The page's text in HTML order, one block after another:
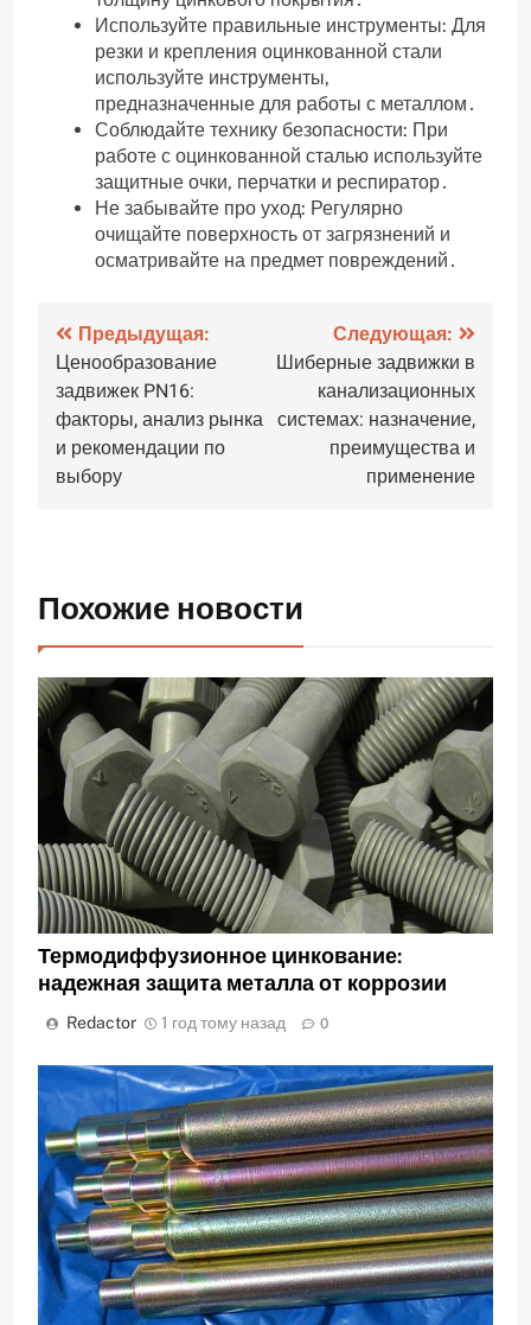
Используйте правильные инструменты: Для
резки и крепления оцинкованной стали
используйте инструменты‚
предназначенные для работы с металлом․
Соблюдайте технику безопасности: При
работе с оцинкованной сталью используйте
защитные очки‚ перчатки и респиратор․
Не забывайте про уход: Регулярно
очищайте поверхность от загрязнений и
осматривайте на предмет повреждений․
Навигация
по
записям
Предыдущая:
Ценообразование
задвижек PN16:
факторы, анализ рынка
и рекомендации по
выбору
Следующая:
Шиберные задвижки в
канализационных
системах: назначение,
преимущества и
применение
Похожие новости
Термодиффузионное цинкование:
надежная защита металла от коррозии
Redactor 1 год тому назад 0